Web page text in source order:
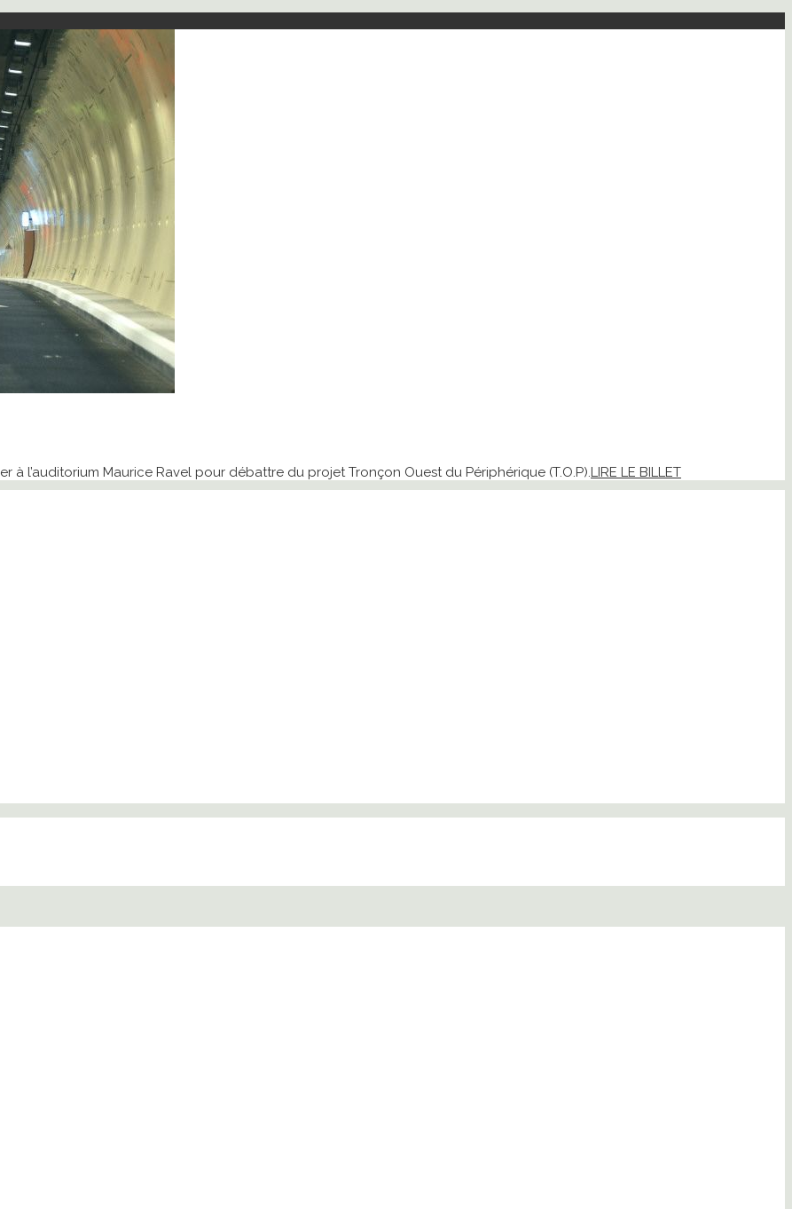
à l’auditorium Maurice Ravel pour débattre du projet Tronçon Ouest du Périphérique (T.O.P).LIRE LE BILLET